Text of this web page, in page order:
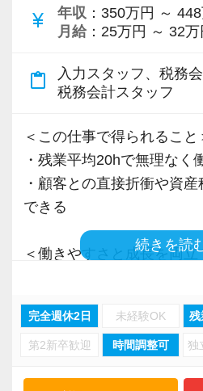
currency_yen 年収 ：350万円 ～
月給 ：25万円 ～ 32万
content_paste
入力スタッフ、税務
税務会計スタッフ
＜この仕事で得られること
・残業平均20hで無理なく
・顧客との直接折衝や資
できる
＜働きやすさと成長を両立
・分業体制で業務負担を軽
・顧客対応や提案業務に集
・資産税や相続など専門
続きを読
完全週休2日 未経験OK 残
第2新卒歓迎 時間調整可 独